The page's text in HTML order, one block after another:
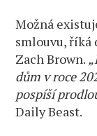
Možná
smlouvu, říká
Zach Brown.
dům v roce
pospíší
Daily Beast.